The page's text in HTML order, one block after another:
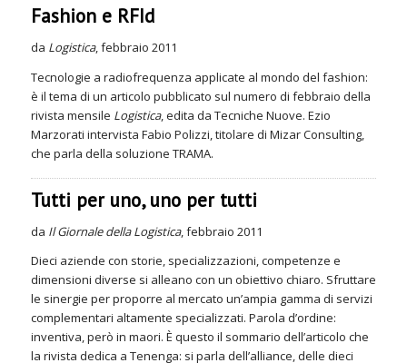
Fashion e RFId
da Logistica, febbraio 2011
Tecnologie a radiofrequenza applicate al mondo del fashion:
è il tema di un articolo pubblicato sul numero di febbraio della
rivista mensile Logistica, edita da Tecniche Nuove. Ezio
Marzorati intervista Fabio Polizzi, titolare di Mizar Consulting,
che parla della soluzione TRAMA.
Tutti per uno, uno per tutti
da Il Giornale della Logistica, febbraio 2011
Dieci aziende con storie, specializzazioni, competenze e
dimensioni diverse si alleano con un obiettivo chiaro. Sfruttare
le sinergie per proporre al mercato un’ampia gamma di servizi
complementari altamente specializzati. Parola d’ordine:
inventiva, però in maori. È questo il sommario dell’articolo che
la rivista dedica a Tenenga: si parla dell’alliance, delle dieci